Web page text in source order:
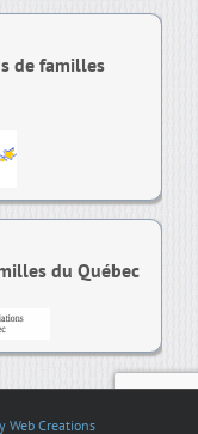
de familles
du Québec
Web Creations